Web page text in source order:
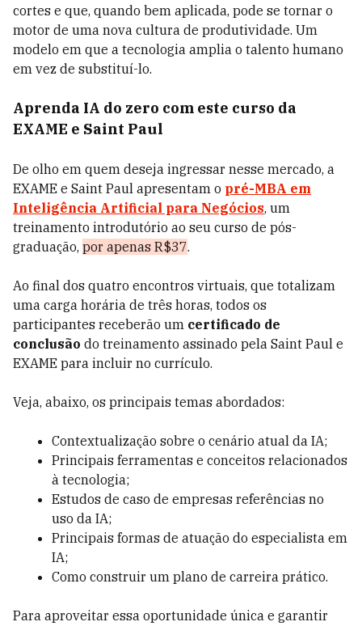
cortes e que, quando bem aplicada, pode se tornar o
motor de uma nova cultura de produtividade. Um
modelo em que a tecnologia amplia o talento humano
em vez de substituí-lo.
Aprenda IA do zero com este curso da
EXAME e Saint Paul
De olho em quem deseja ingressar nesse mercado, a
EXAME e Saint Paul apresentam o pré-MBA em
Inteligência Artificial para Negócios, um
treinamento introdutório ao seu curso de pós-
graduação, por apenas R$37.
Ao final dos quatro encontros virtuais, que totalizam
uma carga horária de três horas, todos os
participantes receberão um certificado de
conclusão do treinamento assinado pela Saint Paul e
EXAME para incluir no currículo.
Veja, abaixo, os principais temas abordados:
Contextualização sobre o cenário atual da IA;
Principais ferramentas e conceitos relacionados
à tecnologia;
Estudos de caso de empresas referências no
uso da IA;
Principais formas de atuação do especialista em
IA;
Como construir um plano de carreira prático.
Para aproveitar essa oportunidade única e garantir